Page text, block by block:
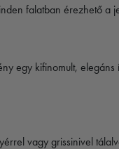
falatban érezhető a
egy kifinomult,
vagy grissinivel